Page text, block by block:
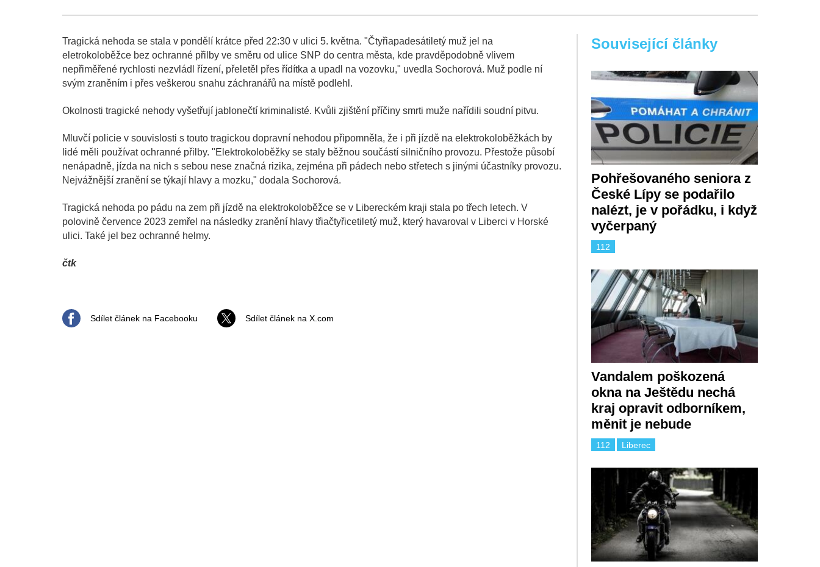
Tragická nehoda se stala v pondělí krátce před 22:30 v ulici 5. května. "Čtyřiapadesátiletý muž jel na
eletrokoloběžce bez ochranné přilby ve směru od ulice SNP do centra města, kde pravděpodobně vlivem
nepřiměřené rychlosti nezvládl řízení, přeletěl přes řídítka a upadl na vozovku," uvedla Sochorová. Muž podle ní
svým zraněním i přes veškerou snahu záchranářů na místě podlehl.
Okolnosti tragické nehody vyšetřují jablonečtí kriminalisté. Kvůli zjištění příčiny smrti muže nařídili soudní pitvu.
Mluvčí policie v souvislosti s touto tragickou dopravní nehodou připomněla, že i při jízdě na elektrokoloběžkách by
lidé měli používat ochranné přilby. "Elektrokoloběžky se staly běžnou součástí silničního provozu. Přestože působí
nenápadně, jízda na nich s sebou nese značná rizika, zejména při pádech nebo střetech s jinými účastníky provozu.
Nejvážnější zranění se týkají hlavy a mozku," dodala Sochorová.
Tragická nehoda po pádu na zem při jízdě na elektrokoloběžce se v Libereckém kraji stala po třech letech. V
polovině července 2023 zemřel na následky zranění hlavy třiačtyřicetiletý muž, který havaroval v Liberci v Horské
ulici. Také jel bez ochranné helmy.
čtk
Sdílet článek na Facebooku Sdílet článek na X.com
Související články
Pohřešovaného seniora z
České Lípy se podařilo
nalézt, je v pořádku, i když
vyčerpaný
112
Vandalem poškozená
okna na Ještědu nechá
kraj opravit odborníkem,
měnit je nebude
112 Liberec